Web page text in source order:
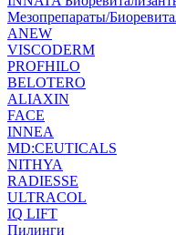
Мезопрепараты/
ANEW
VISCODERM
PROFHILO
BELOTERO
ALIAXIN
FACE
INNEA
MD:CEUTICALS
NITHYA
RADIESSE
ULTRACOL
IQ LIFT
Пилинги